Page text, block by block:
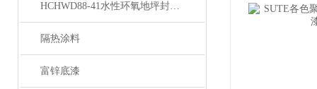
HCHWD88-41水性环氧地坪封闭底漆
隔热涂料
富锌底漆